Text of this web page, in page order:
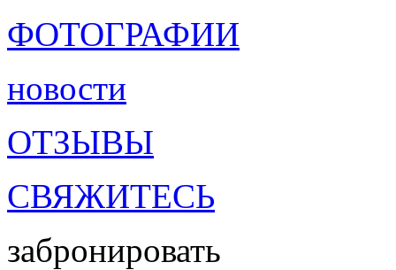
ФОТОГРАФИИ
новости
ОТЗЫВЫ
СВЯЖИТЕСЬ
забронировать